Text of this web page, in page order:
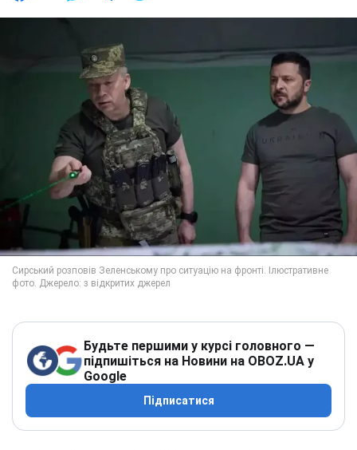
Будьте першими у курсі головного —
підпишіться на Новини на OBOZ.UA у
Google
Підписатися